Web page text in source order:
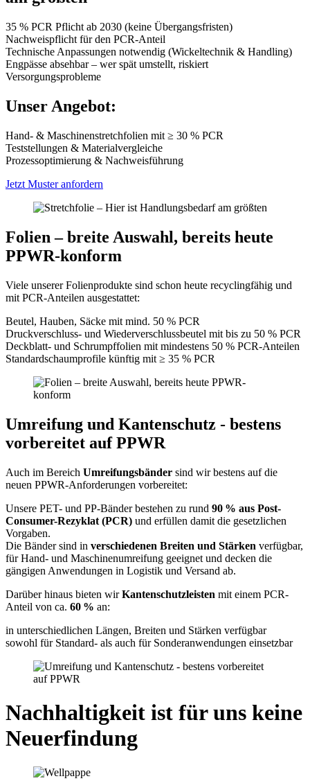
35 % PCR Pflicht ab 2030 (keine Übergangsfristen)
Nachweispflicht für den PCR-Anteil
Technische Anpassungen notwendig (Wickeltechnik & Handling)
Engpässe absehbar – wer spät umstellt, riskiert
Versorgungsprobleme
Unser Angebot:
Hand- & Maschinenstretchfolien mit ≥ 30 % PCR
Teststellungen & Materialvergleiche
Prozessoptimierung & Nachweisführung
Jetzt Muster anfordern
Folien – breite Auswahl, bereits heute
PPWR-konform
Viele unserer Folienprodukte sind schon heute recyclingfähig und
mit PCR-Anteilen ausgestattet:
Beutel, Hauben, Säcke mit mind. 50 % PCR
Druckverschluss- und Wiederverschlussbeutel mit bis zu 50 % PCR
Deckblatt- und Schrumpffolien mit mindestens 50 % PCR-Anteilen
Standardschaumprofile künftig mit ≥ 35 % PCR
Umreifung und Kantenschutz - bestens
vorbereitet auf PPWR
Auch im Bereich Umreifungsbänder sind wir bestens auf die
neuen PPWR-Anforderungen vorbereitet:
Unsere PET- und PP-Bänder bestehen zu rund 90 % aus Post-
Consumer-Rezyklat (PCR) und erfüllen damit die gesetzlichen
Vorgaben.
Die Bänder sind in verschiedenen Breiten und Stärken verfügbar,
für Hand- und Maschinenumreifung geeignet und decken die
gängigen Anwendungen in Logistik und Versand ab.
Darüber hinaus bieten wirKantenschutzleisten mit einem PCR-
Anteil von ca. 60 % an:
in unterschiedlichen Längen, Breiten und Stärken verfügbar
sowohl für Standard- als auch für Sonderanwendungen einsetzbar
Nachhaltigkeit ist für uns keine
Neuerfindung